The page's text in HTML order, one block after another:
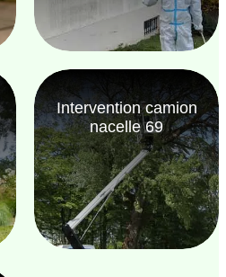
Intervention camion
nacelle 69